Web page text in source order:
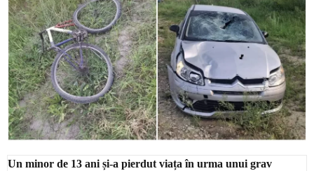
Economic
Contact
Un minor de 13 ani și-a pierdut viața în urma unui grav